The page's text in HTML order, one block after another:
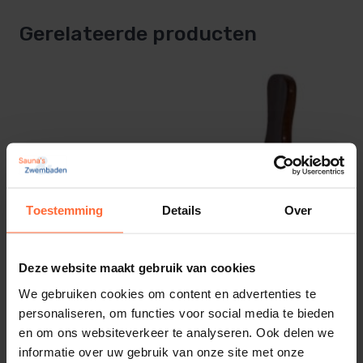
Toestemming Details Over
Deze website maakt gebruik van cookies
We gebruiken cookies om content en advertenties te
personaliseren, om functies voor social media te bieden
en om ons websiteverkeer te analyseren. Ook delen we
informatie over uw gebruik van onze site met onze
Wil je een extra stijlvolle set? Combineer de emmer
Specificaties
Afmetingen: ± 25,5 × 24 × 20,5 cm
Gewicht: ± 640 gram
Materiaal: geanodiseerd aluminium & thermisch
behandeld bamboe
Gerelateerde producten